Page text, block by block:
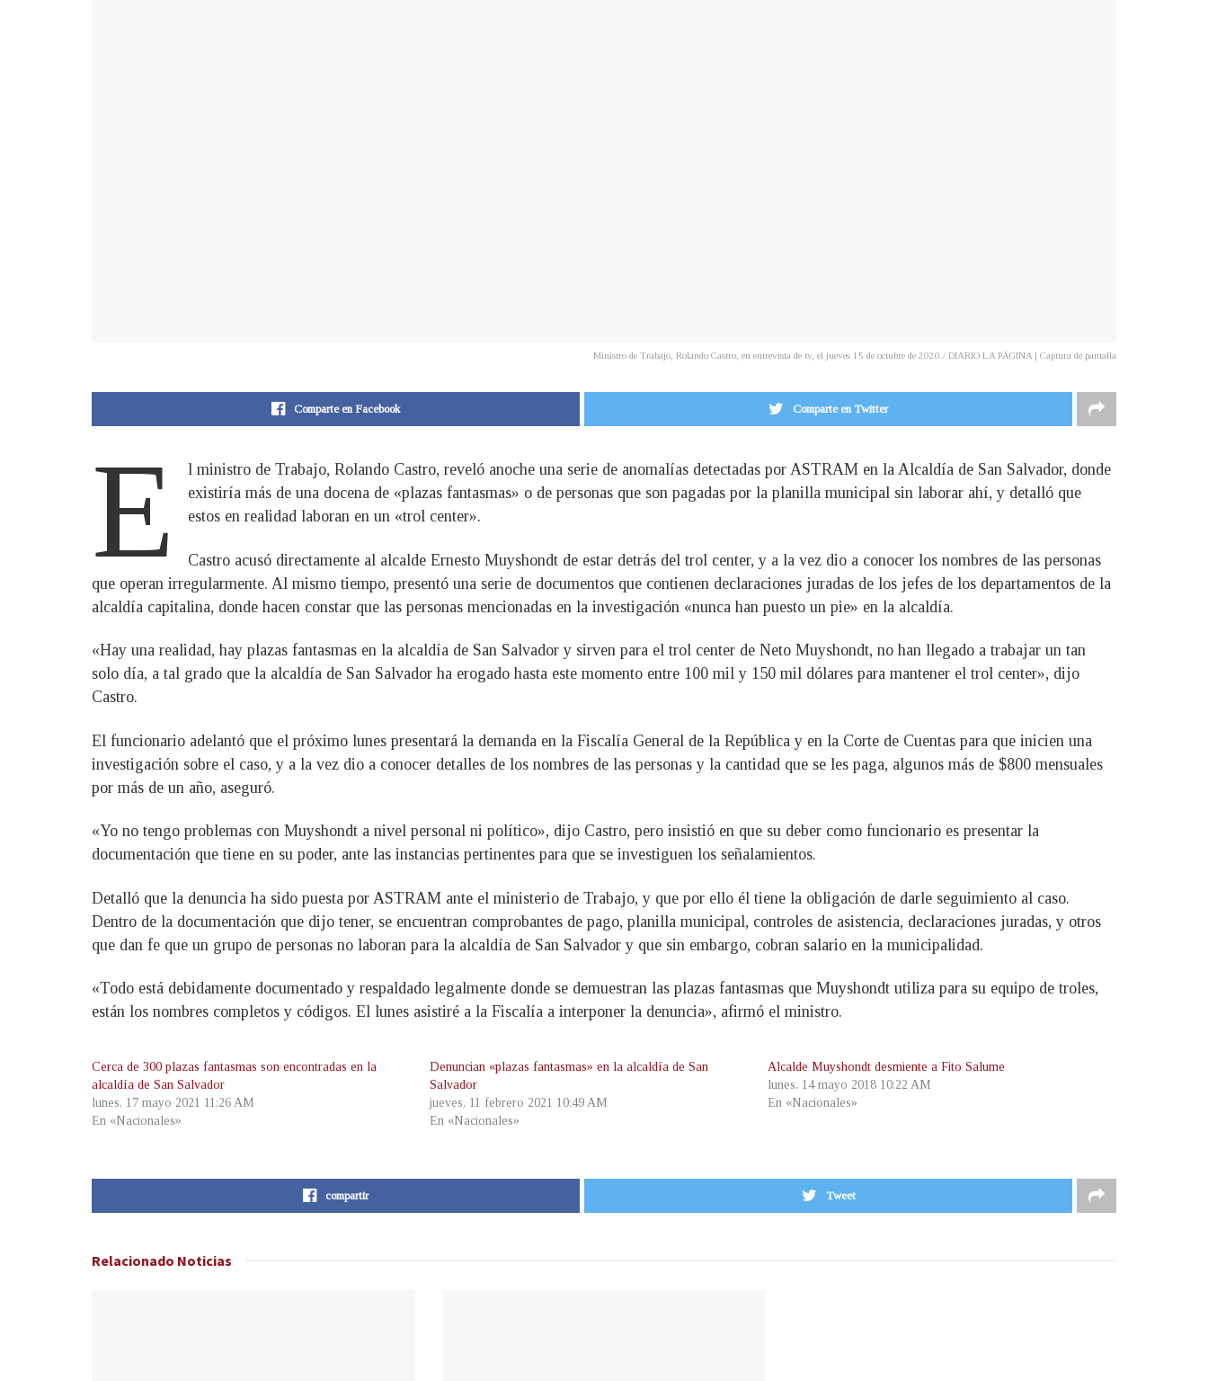
Ministro de Trabajo, Rolando Castro, en entrevista de tv, el jueves 15 de octubre de 2020./ DIARIO LA PÁGINA | Captura de pantalla
Comparte en Facebook Comparte en Twitter
E
l ministro de Trabajo, Rolando Castro, reveló anoche una serie de anomalías detectadas por ASTRAM en la Alcaldía de San Salvador, donde
existiría más de una docena de «plazas fantasmas» o de personas que son pagadas por la planilla municipal sin laborar ahí, y detalló que
estos en realidad laboran en un «trol center».
Castro acusó directamente al alcalde Ernesto Muyshondt de estar detrás del trol center, y a la vez dio a conocer los nombres de las personas
que operan irregularmente. Al mismo tiempo, presentó una serie de documentos que contienen declaraciones juradas de los jefes de los departamentos de la
alcaldía capitalina, donde hacen constar que las personas mencionadas en la investigación «nunca han puesto un pie» en la alcaldía.
«Hay una realidad, hay plazas fantasmas en la alcaldía de San Salvador y sirven para el trol center de Neto Muyshondt, no han llegado a trabajar un tan
solo día, a tal grado que la alcaldía de San Salvador ha erogado hasta este momento entre 100 mil y 150 mil dólares para mantener el trol center», dijo
Castro.
El funcionario adelantó que el próximo lunes presentará la demanda en la Fiscalía General de la República y en la Corte de Cuentas para que inicien una
investigación sobre el caso, y a la vez dio a conocer detalles de los nombres de las personas y la cantidad que se les paga, algunos más de $800 mensuales
por más de un año, aseguró.
«Yo no tengo problemas con Muyshondt a nivel personal ni político», dijo Castro, pero insistió en que su deber como funcionario es presentar la
documentación que tiene en su poder, ante las instancias pertinentes para que se investiguen los señalamientos.
Detalló que la denuncia ha sido puesta por ASTRAM ante el ministerio de Trabajo, y que por ello él tiene la obligación de darle seguimiento al caso.
Dentro de la documentación que dijo tener, se encuentran comprobantes de pago, planilla municipal, controles de asistencia, declaraciones juradas, y otros
que dan fe que un grupo de personas no laboran para la alcaldía de San Salvador y que sin embargo, cobran salario en la municipalidad.
«Todo está debidamente documentado y respaldado legalmente donde se demuestran las plazas fantasmas que Muyshondt utiliza para su equipo de troles,
están los nombres completos y códigos. El lunes asistiré a la Fiscalía a interponer la denuncia», afirmó el ministro.
Cerca de 300 plazas fantasmas son encontradas en la
alcaldía de San Salvador
lunes, 17 mayo 2021 11:26 AM
En «Nacionales»
Denuncian «plazas fantasmas» en la alcaldía de San
Salvador
jueves, 11 febrero 2021 10:49 AM
En «Nacionales»
Alcalde Muyshondt desmiente a Fito Salume
lunes, 14 mayo 2018 10:22 AM
En «Nacionales»
compartir Tweet
Relacionado Noticias